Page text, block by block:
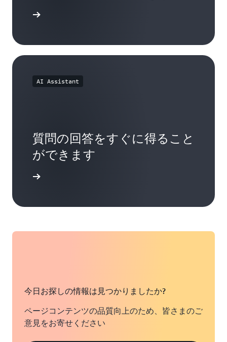
AI Assistant
質問の回答をすぐに得ること
ができます
今日お探しの情報は見つかりましたか?
ページコンテンツの品質向上のため、皆さまのご
意見をお寄せください